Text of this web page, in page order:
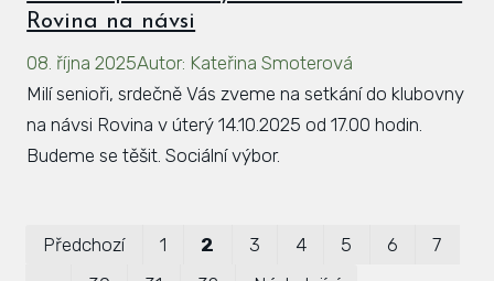
Rovina na návsi
08. října 2025Autor: Kateřina Smoterová
Milí senioři, srdečně Vás zveme na setkání do klubovny
na návsi Rovina v úterý 14.10.2025 od 17.00 hodin.
Budeme se těšit. Sociální výbor.
Předchozí 1 2 3 4 5 6
7